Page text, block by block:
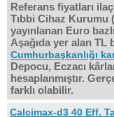
Referans fiyatları
Tıbbi Cihaz Kurumu
yayınlanan Euro
Aşağıda yer alan TL
Cumhurbaşkanlığı
Depocu, Eczacı
hesaplanmıştır.
farklı olabilir.
Calcimax-d3 40 Eff.